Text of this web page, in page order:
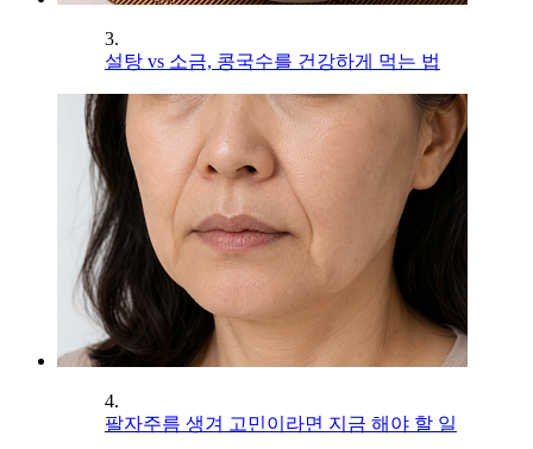
3.
설탕 vs 소금, 콩국수를 건강하게 먹는 법
4.
팔자주름 생겨 고민이라면 지금 해야 할 일